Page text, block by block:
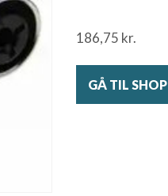
186,75 kr.
GÅ TIL SHOP